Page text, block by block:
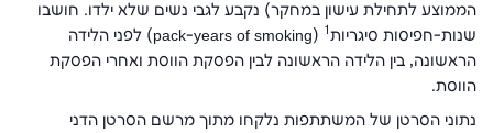
הממוצע לתחילת עישון במחקר) נקבע לגבי נשים שלא ילדו. חושבו
שנות-חפיסות סיגריות 1
(
pack-years of smoking) לפני הלידה
הראשונה, בין הלידה הראשונה לבין הפסקת הווסת ואחרי הפסקת
הווסת.
נתוני הסרטן של המשתתפות נלקחו מתוך מרשם הסרטן הדני